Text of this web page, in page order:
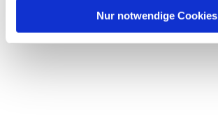
Nur notwendige Cookies